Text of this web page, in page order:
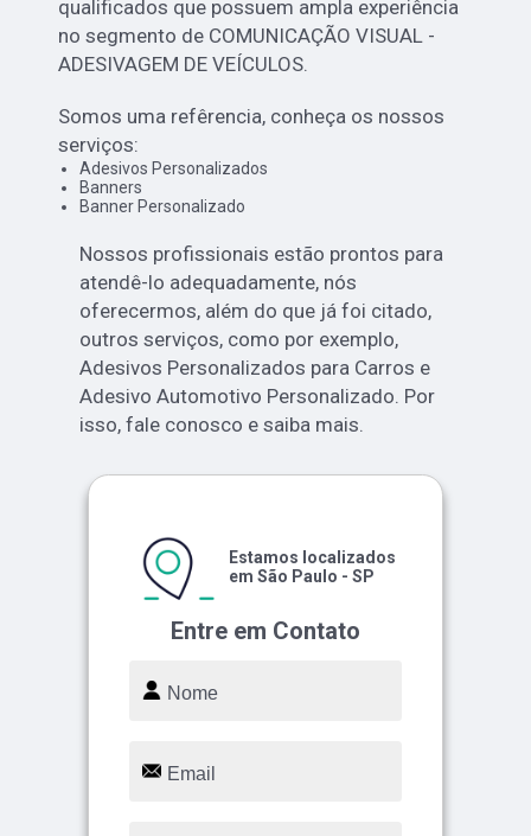
qualificados que possuem ampla experiência
no segmento de COMUNICAÇÃO VISUAL -
ADESIVAGEM DE VEÍCULOS.
Somos uma refêrencia, conheça os nossos
serviços:
Adesivos Personalizados
Banners
Banner Personalizado
Nossos profissionais estão prontos para
atendê-lo adequadamente, nós
oferecermos, além do que já foi citado,
outros serviços, como por exemplo,
Adesivos Personalizados para Carros e
Adesivo Automotivo Personalizado. Por
isso, fale conosco e saiba mais.
Entre em Contato
Estamos localizados
em São Paulo - SP